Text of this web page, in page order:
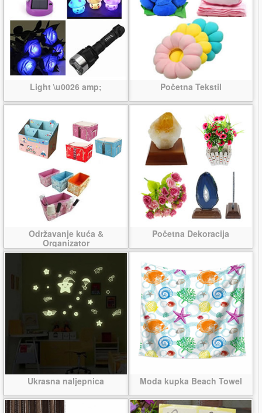
Light \u0026 amp; Početna Tekstil
Održavanje kuća &
Organizator
Početna Dekoracija
Ukrasna naljepnica Moda kupka Beach Towel